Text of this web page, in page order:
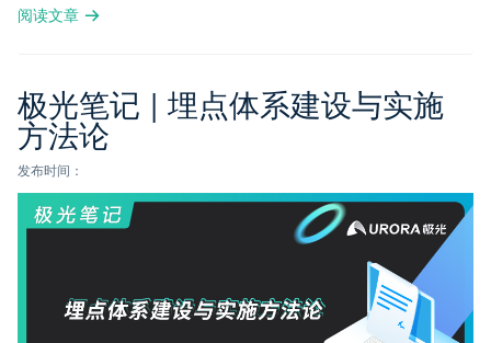
阅读文章
极光笔记 | 埋点体系建设与实施
方法论
发布时间：